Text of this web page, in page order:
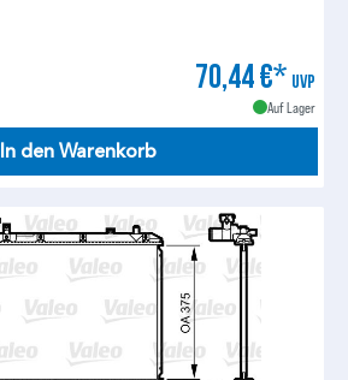
70,44 €* UVP
Auf Lager
In den Warenkorb